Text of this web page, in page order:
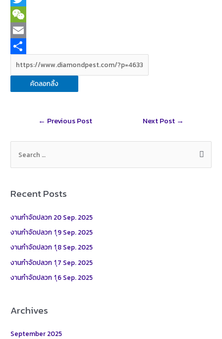
c
e
b
o
k
n
e
T
w
t
e
W
e
h
a
E
m
a
i
h
a
คัดลอกลิ้ง
← Previous Post Next Post →
h
:
Recent Posts
งานกำจัดปลวก 20 Sep. 2025
งานกำจัดปลวก 1ุ9 Sep. 2025
งานกำจัดปลวก 1ุ8 Sep. 2025
งานกำจัดปลวก 1ุ7 Sep. 2025
งานกำจัดปลวก 1ุ6 Sep. 2025
Archives
September 2025